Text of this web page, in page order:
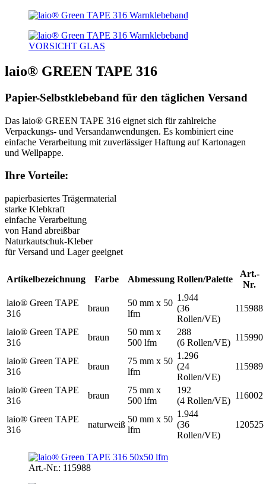
laio® GREEN TAPE 316
Papier-Selbstklebeband für den täglichen Versand
Das laio® GREEN TAPE 316 eignet sich für zahlreiche
Verpackungs- und Versandanwendungen. Es kombiniert eine
einfache Verarbeitung mit zuverlässiger Haftung auf Kartonagen
und Wellpappe.
Ihre Vorteile:
papierbasiertes Trägermaterial
starke Klebkraft
einfache Verarbeitung
von Hand abreißbar
Naturkautschuk-Kleber
für Versand und Lager geeignet
Artikelbezeichnung Farbe Abmessung Rollen/Palette
Art.-
Nr.
laio® Green TAPE
316
braun
50 mm x 50
lfm
1.944
(36
Rollen/VE)
115988
laio® Green TAPE
316
braun
50 mm x
500 lfm
288
(6 Rollen/VE)
115990
laio® Green TAPE
316
braun
75 mm x 50
lfm
1.296
(24
Rollen/VE)
115989
laio® Green TAPE
316
braun
75 mm x
500 lfm
192
(4 Rollen/VE)
116002
laio® Green TAPE
316
naturweiß
50 mm x 50
lfm
1.944
(36
Rollen/VE)
120525
Art.-Nr.: 115988